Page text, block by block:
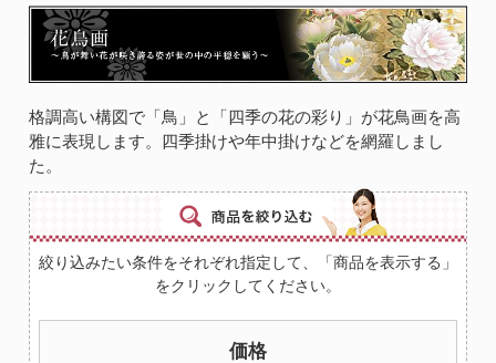
格調高い構図で「鳥」と「四季の花の彩り」が花鳥画を高
雅に表現します。四季掛けや年中掛けなどを網羅しまし
た。
絞り込みたい条件をそれぞれ指定して、「商品を表示する」
をクリックしてください。
価格